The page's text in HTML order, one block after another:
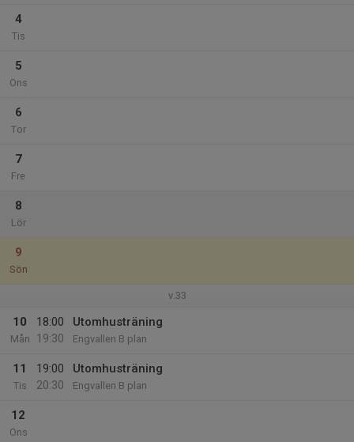
4
Tis
5
Ons
6
Tor
7
Fre
8
Lör
9
Sön
v.33
10
Mån
18:00
19:30
Utomhusträning
Engvallen B plan
11
Tis
19:00
20:30
Utomhusträning
Engvallen B plan
12
Ons